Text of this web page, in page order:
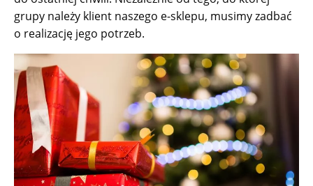
grupy należy klient naszego e-sklepu, musimy zadbać
o realizację jego potrzeb.